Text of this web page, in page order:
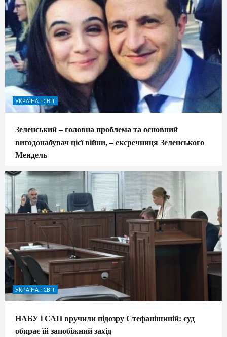
УКРАЇНА І СВІТ
Зеленський – головна проблема та основний
вигодонабувач цієї війни, – ексречниця Зеленського
Мендель
УКРАЇНА І СВІТ
НАБУ і САП вручили підозру Стефанішиній: суд
обирає їй запобіжний захід